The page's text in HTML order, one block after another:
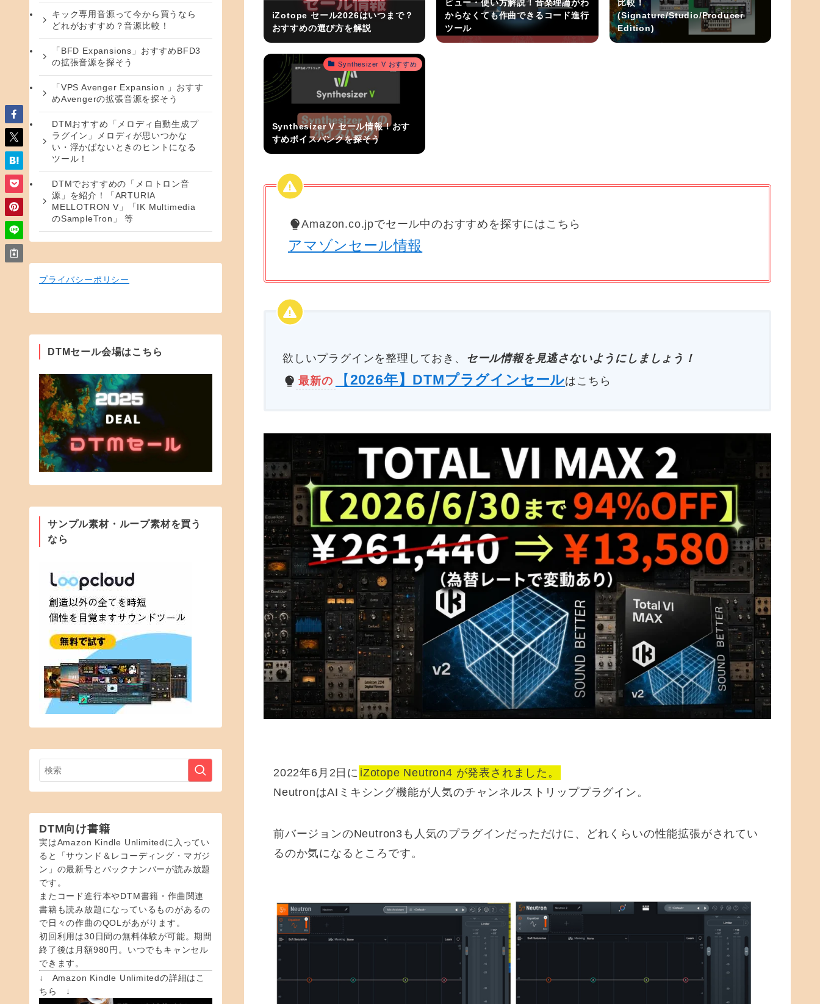
iZotope セール2026はいつまで？
おすすめの選び方を解説
ビュー・使い方解説！音楽理論がわ
からなくても作曲できるコード進行
ツール
比較！
(Signature/Studio/Producer
Edition)
Synthesizer V おすすめ
Synthesizer V セール情報！おす
すめボイスバンクを探そう
Amazon.co.jpでセール中のおすすめを探すにはこちら
アマゾンセール情報
欲しいプラグインを整理しておき、
セール情報を見逃さないようにしましょう！
最新の
【 2026年】DTMプラグインセールはこちら
2022年6月2日に iZotope Neutron4 が発表されました。
NeutronはAIミキシング機能が人気のチャンネルストリッププラグイン。
前バージョンのNeutron3も人気のプラグインだっただけに、どれくらいの性能拡張がされてい
るのか気になるところです。
キック専用音源って今から買うなら
どれがおすすめ？音源比較！
「BFD Expansions」おすすめBFD3
の拡張音源を探そう
「VPS Avenger Expansion 」おすす
めAvengerの拡張音源を探そう
DTMおすすめ「メロディ自動生成プ
ラグイン」メロディが思いつかな
い・浮かばないときのヒントになる
ツール！
DTMでおすすめの「メロトロン音
源」を紹介！「ARTURIA
MELLOTRON V」「IK Multimedia
のSampleTron」 等
プライバシーポリシー
DTMセール会場はこちら
サンプル素材・ループ素材を買う
なら
DTM向け書籍
実はAmazon Kindle Unlimitedに入ってい
ると「サウンド＆レコーディング・マガジ
ン」の最新号とバックナンバーが読み放題
です。
またコード進行本やDTM書籍・作曲関連
書籍も読み放題になっているものがあるの
で日々の作曲のQOLがあがります。
初回利用は30日間の無料体験が可能。期間
終了後は月額980円。いつでもキャンセル
できます。
↓ Amazon Kindle Unlimitedの詳細はこ
ちら ↓